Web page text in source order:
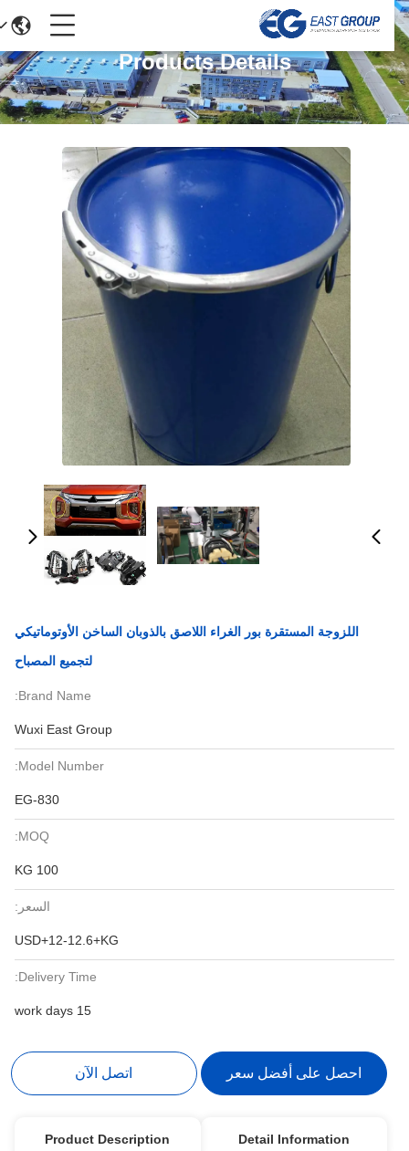
Products Details
اللزوجة المستقرة بور الغراء اللاصق بالذوبان الساخن الأوتوماتيكي
لتجميع المصباح
Brand Name:
Wuxi East Group
Model Number:
EG-830
MOQ:
100 KG
السعر:
USD+12-12.6+KG
Delivery Time:
15 work days
احصل على أفضل سعر اتصل الآن
Detail Information
Product Description